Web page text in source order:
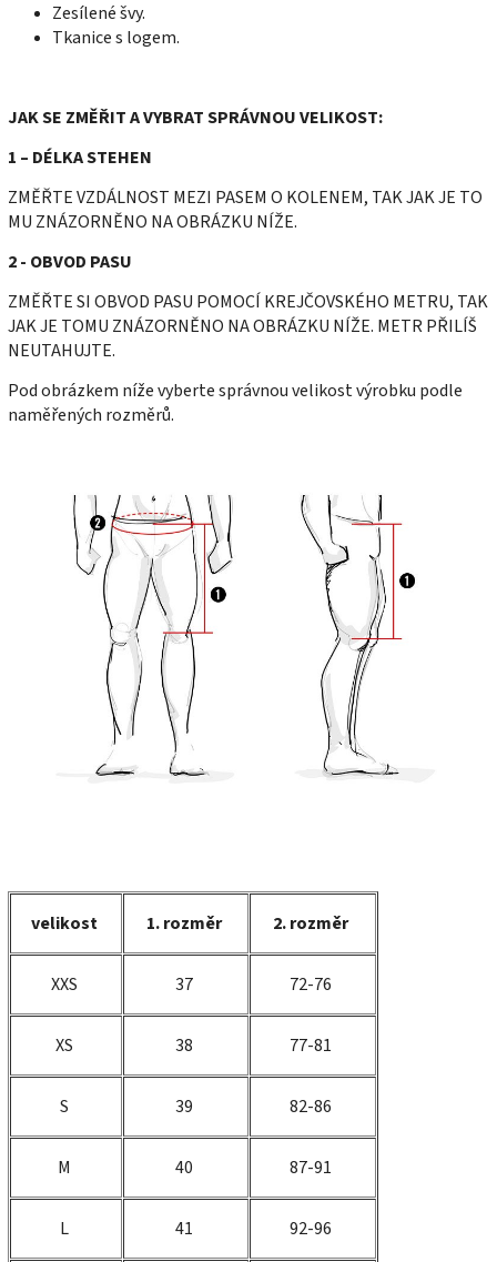
Zesílené švy.
Tkanice s logem.
JAK SE ZMĚŘIT A VYBRAT SPRÁVNOU VELIKOST:
1 – DÉLKA STEHEN
ZMĚŘTE VZDÁLNOST MEZI PASEM O KOLENEM, TAK JAK JE TO
MU ZNÁZORNĚNO NA OBRÁZKU NÍŽE.
2 - OBVOD PASU
ZMĚŘTE SI OBVOD PASU POMOCÍ KREJČOVSKÉHO METRU, TAK
JAK JE TOMU ZNÁZORNĚNO NA OBRÁZKU NÍŽE. METR PŘILÍŠ
NEUTAHUJTE.
Pod obrázkem níže vyberte správnou velikost výrobku podle
naměřených rozměrů.
velikost 1. rozměr 2. rozměr
XXS 37 72-76
XS 38 77-81
S 39 82-86
M 40 87-91
L 41 92-96